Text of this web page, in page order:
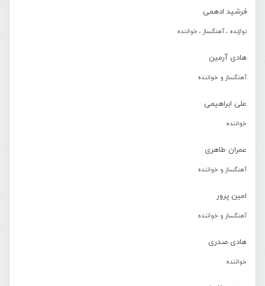
فرشید ادهمی
نوازنده ، آهنگساز ، خواننده
هادی آرمین
آهنگساز و خواننده
علی ابراهیمی
خواننده
عمران طاهری
آهنگساز و خواننده
امین پرور
آهنگساز و خواننده
هادی صدری
خواننده